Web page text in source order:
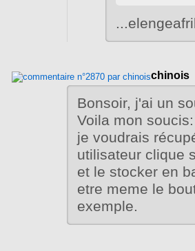
chinois
Bonsoir, j'ai un
Voila mon soucis:
je voudrais
utilisateur clique
et le stocker en
etre meme le
exemple.